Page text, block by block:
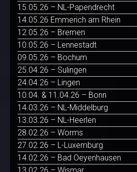
15.05.26 – NL-Papendrecht
14.05.26 Emmerich am Rhein
12.05.26 – Bremen
10.05.26 – Lennestadt
09.05.26 – Bochum
25.04.26 – Sulingen
24.04.26 – Lingen
10.04. & 11.04.26 – Bonn
14.03.26 – NL-Middelburg
13.03.26 – NL-Heerlen
28.02.26 – Worms
27.02.26 – L-Luxemburg
14.02.26 – Bad Oeyenhausen